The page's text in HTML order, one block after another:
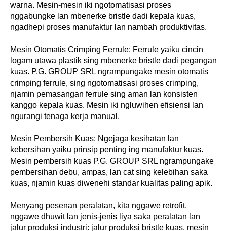
warna. Mesin-mesin iki ngotomatisasi proses
nggabungke lan mbenerke bristle dadi kepala kuas,
ngadhepi proses manufaktur lan nambah produktivitas.
Mesin Otomatis Crimping Ferrule: Ferrule yaiku cincin
logam utawa plastik sing mbenerke bristle dadi pegangan
kuas. P.G. GROUP SRL ngrampungake mesin otomatis
crimping ferrule, sing ngotomatisasi proses crimping,
njamin pemasangan ferrule sing aman lan konsisten
kanggo kepala kuas. Mesin iki ngluwihen efisiensi lan
ngurangi tenaga kerja manual.
Mesin Pembersih Kuas: Ngejaga kesihatan lan
kebersihan yaiku prinsip penting ing manufaktur kuas.
Mesin pembersih kuas P.G. GROUP SRL ngrampungake
pembersihan debu, ampas, lan cat sing kelebihan saka
kuas, njamin kuas diwenehi standar kualitas paling apik.
Menyang pesenan peralatan, kita nggawe retrofit,
nggawe dhuwit lan jenis-jenis liya saka peralatan lan
jalur produksi industri: jalur produksi bristle kuas, mesin